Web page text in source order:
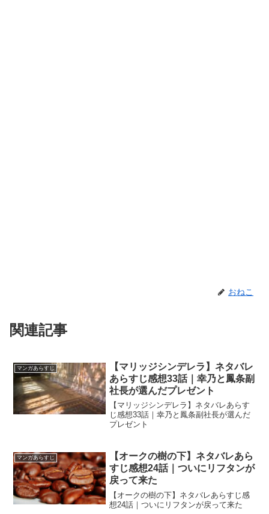
おねこ
関連記事
マンガあらすじ
【マリッジシンデレラ】ネタバレ
あらすじ感想33話｜幸乃と鳳条副
社長が選んだプレゼント
【マリッジシンデレラ】ネタバレあらす
じ感想33話｜幸乃と鳳条副社長が選んだ
プレゼント
マンガあらすじ
【オークの樹の下】ネタバレあら
すじ感想24話｜ついにリフタンが
戻って来た
【オークの樹の下】ネタバレあらすじ感
想24話｜ついにリフタンが戻って来た